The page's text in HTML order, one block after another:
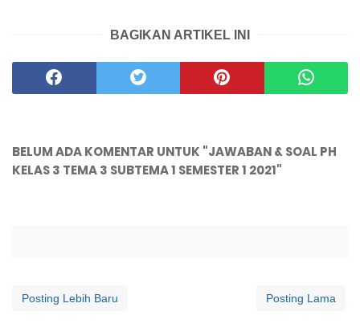
BAGIKAN ARTIKEL INI
BELUM ADA KOMENTAR UNTUK "JAWABAN & SOAL PH
KELAS 3 TEMA 3 SUBTEMA 1 SEMESTER 1 2021"
Posting Lebih Baru Posting Lama